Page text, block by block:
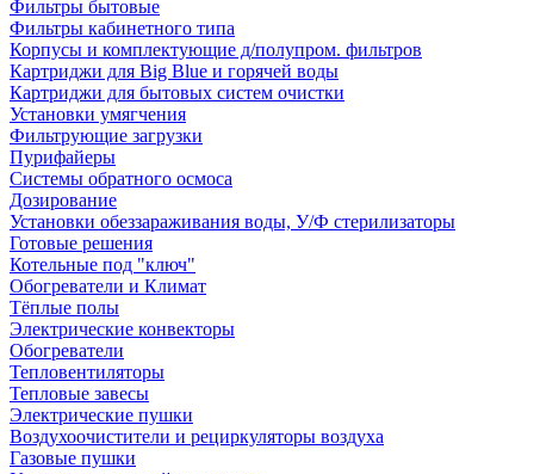
Фильтры бытовые
Фильтры кабинетного типа
Корпусы и комплектующие д/полупром. фильтров
Картриджи для Big Blue и горячей воды
Картриджи для бытовых систем очистки
Установки умягчения
Фильтрующие загрузки
Пурифайеры
Системы обратного осмоса
Дозирование
Установки обеззараживания воды, У/Ф стерилизаторы
Готовые решения
Котельные под "ключ"
Обогреватели и Климат
Тёплые полы
Электрические конвекторы
Обогреватели
Тепловентиляторы
Тепловые завесы
Электрические пушки
Воздухоочистители и рециркуляторы воздуха
Газовые пушки